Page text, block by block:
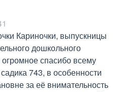
Кариночки, выпускницы
дошкольного
спасибо всему
743, в особенности
за её внимательность